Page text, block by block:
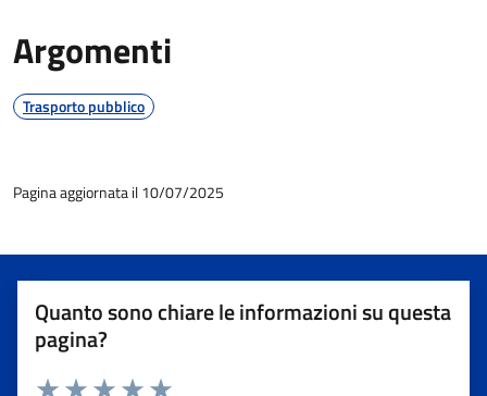
Argomenti
Trasporto pubblico
Pagina aggiornata il 10/07/2025
Quanto sono chiare le informazioni su questa
pagina?